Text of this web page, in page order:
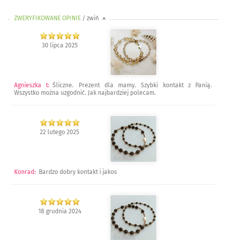
ZWERYFIKOWANE OPINIE / zwiń >
30 lipca 2025
Agnieszka t: Śliczne. Prezent dla mamy. Szybki kontakt z Panią.
Wszystko można uzgodnić. Jak najbardziej polecam.
22 lutego 2025
Konrad: Bardzo dobry kontakt i jakos
18 grudnia 2024